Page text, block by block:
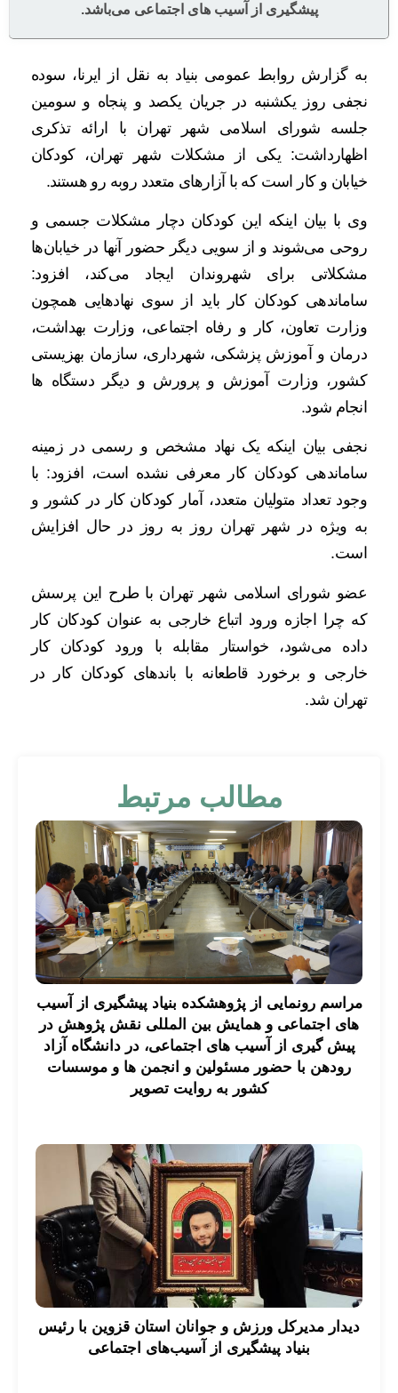
پیشگیری از آسیب های اجتماعی می‌باشد.
به گزارش روابط عمومی بنیاد به نقل از ایرنا، سوده
نجفی روز یکشنبه در جریان یکصد و پنجاه و سومین
جلسه شورای اسلامی شهر تهران با ارائه تذکری
اظهارداشت: یکی از مشکلات شهر تهران، کودکان
خیابان و کار است که با آزارهای متعدد روبه رو هستند.
وی با بیان اینکه این کودکان دچار مشکلات جسمی و
روحی می‌شوند و از سویی دیگر حضور آنها در خیابان‌ها
مشکلاتی برای شهروندان ایجاد می‌کند، افزود:
ساماندهی کودکان کار باید از سوی نهادهایی همچون
وزارت تعاون، کار و رفاه اجتماعی، وزارت بهداشت،
درمان و آموزش پزشکی، شهرداری، سازمان بهزیستی
کشور، وزارت آموزش و پرورش و دیگر دستگاه ها
انجام شود.
نجفی بیان اینکه یک نهاد مشخص و رسمی در زمینه
ساماندهی کودکان کار معرفی نشده است، افزود: با
وجود تعداد متولیان متعدد، آمار کودکان کار در کشور و
به ویژه در شهر تهران روز به روز در حال افزایش
است.
عضو شورای اسلامی شهر تهران با طرح این پرسش
که چرا اجازه ورود اتباع خارجی به عنوان کودکان کار
داده می‌شود، خواستار مقابله با ورود کودکان کار
خارجی و برخورد قاطعانه با باندهای کودکان کار در
تهران شد.
مطالب مرتبط
مراسم رونمایی از پژوهشکده بنیاد پیشگیری از آسیب
های اجتماعی و همایش بین المللی نقش پژوهش در
پیش گیری از آسیب های اجتماعی، در دانشگاه آزاد
رودهن با حضور مسئولین و انجمن ها و موسسات
کشور به روایت تصویر
دیدار مدیرکل ورزش و جوانان استان قزوین با رئیس
بنیاد پیشگیری از آسیب‌های اجتماعی